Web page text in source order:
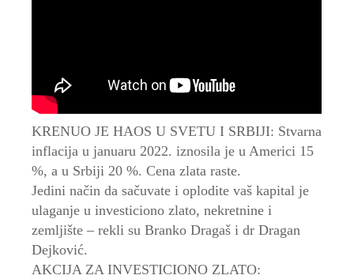
KRENUO JE HAOS U SVETU I SRBIJI: Stvarna
inflacija u januaru 2022. iznosila je u Americi 15
%, a u Srbiji 20 %. Cena zlata raste.
Jedini način da sačuvate i oplodite vaš kapital je
ulaganje u investiciono zlato, nekretnine i
zemljište – rekli su Branko Dragaš i dr Dragan
Dejković.
AKCIJA ZA INVESTICIONO ZLATO: